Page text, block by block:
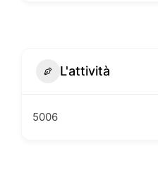
L'attività
5006